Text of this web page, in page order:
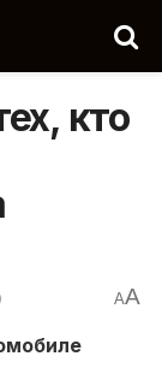
кто
AA